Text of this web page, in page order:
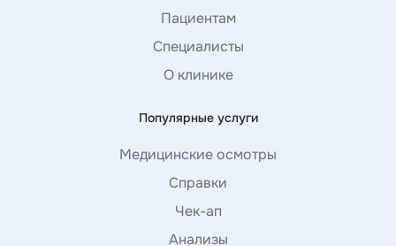
Пациентам
Специалисты
О клинике
Популярные услуги
Медицинские осмотры
Справки
Чек-ап
Анализы